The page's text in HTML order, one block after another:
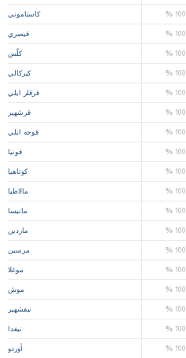
كاستاموني %100
قيصري %100
كلّس %100
كيركالي %100
قرقلر ايلي %100
قرشهير %100
قوجه ايلي %100
قونيا %100
كوتاهيا %100
مالاطيا %100
مانيسا %100
ماردين %100
مرسين %100
موغلا %100
موش %100
نيفشهير %100
نيغدا %100
أوردو %100